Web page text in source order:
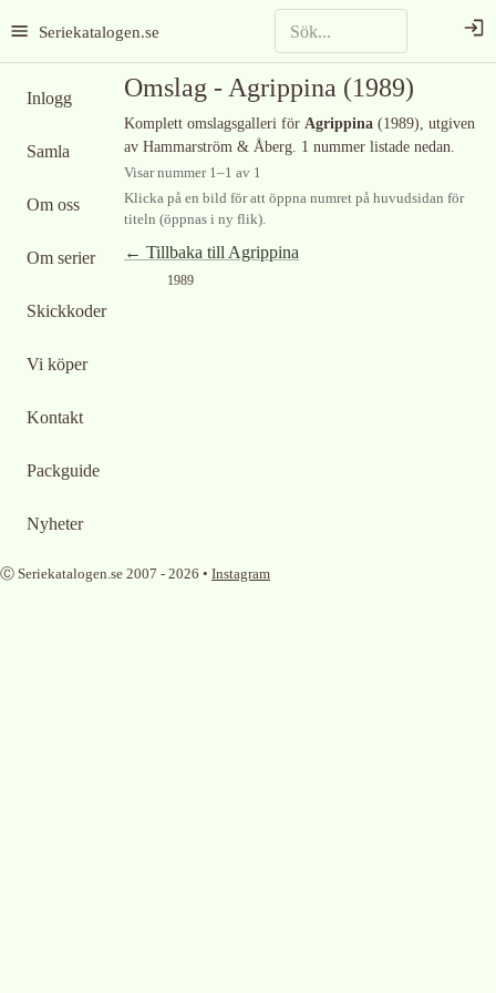
Seriekatalogen.se
Inlogg
Samla
Om oss
Om serier
Skickkoder
Vi köper
Kontakt
Packguide
Nyheter
Omslag - Agrippina (1989)
Komplett omslagsgalleri för Agrippina (1989), utgiven
av Hammarström & Åberg. 1 nummer listade nedan.
Visar nummer 1–1 av 1
Klicka på en bild för att öppna numret på huvudsidan för
titeln (öppnas i ny flik).
← Tillbaka till Agrippina
1989
Ⓒ Seriekatalogen.se 2007 - 2026 • Instagram